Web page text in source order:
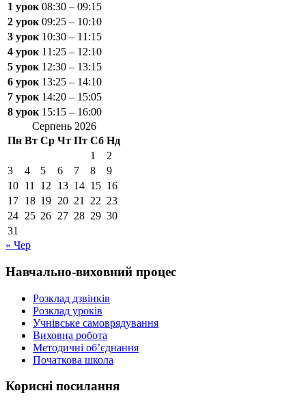
1 урок 08:30 – 09:15
2 урок 09:25 – 10:10
3 урок 10:30 – 11:15
4 урок 11:25 – 12:10
5 урок 12:30 – 13:15
6 урок 13:25 – 14:10
7 урок 14:20 – 15:05
8 урок 15:15 – 16:00
Серпень 2026
Пн Вт Ср Чт Пт Сб Нд
1
2
3
4 5 6 7 8
9
10 11 12 13 14 15 16
17 18 19 20 21 22 23
24 25 26 27 28 29 30
31
« Чер
Навчально-виховний процес
Розклад дзвінків
Розклад уроків
Учнівське самоврядування
Виховна робота
Методичні об’єднання
Початкова школа
Корисні посилання